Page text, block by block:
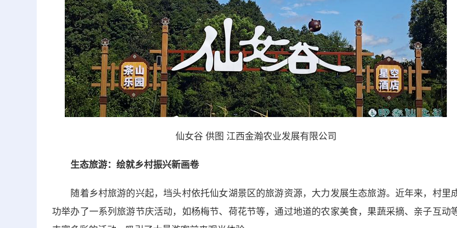
仙女谷 供图 江西金瀚农业发展有限公司
生态旅游：绘就乡村振兴新画卷
随着乡村旅游的兴起，垱头村依托仙女湖景区的旅游资源，大力发展生态旅游。近年来，村里
功举办了一系列旅游节庆活动，如杨梅节、荷花节等，通过地道的农家美食，果蔬采摘、亲子互动